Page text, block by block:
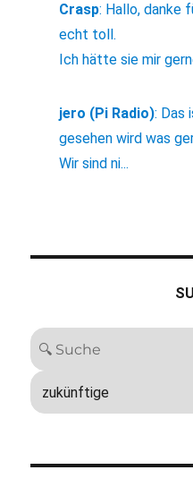
Crasp: Hallo, danke
echt toll.
Ich hätte sie mir
jero (Pi Radio): Das
gesehen wird was
Wir sind ni...